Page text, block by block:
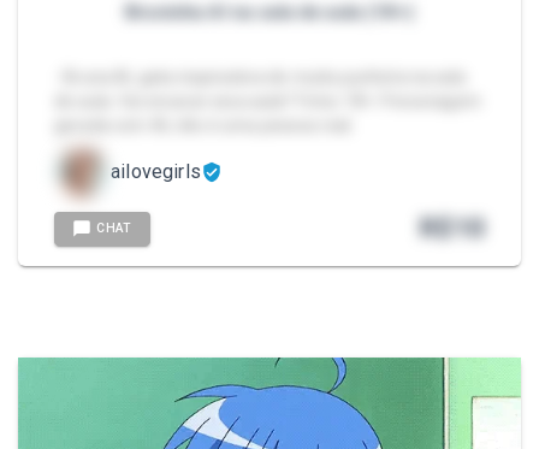
Bruninha AI na sala de aula (18+)
ailovegirls
CHAT R$10